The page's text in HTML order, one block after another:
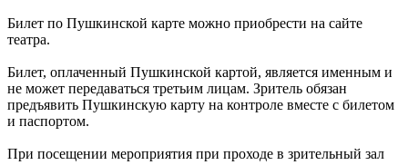
Билет по Пушкинской карте можно приобрести на сайте
театра.
Билет, оплаченный Пушкинской картой, является именным и
не может передаваться третьим лицам. Зритель обязан
предъявить Пушкинскую карту на контроле вместе с билетом
и паспортом.
При посещении мероприятия при проходе в зрительный зал